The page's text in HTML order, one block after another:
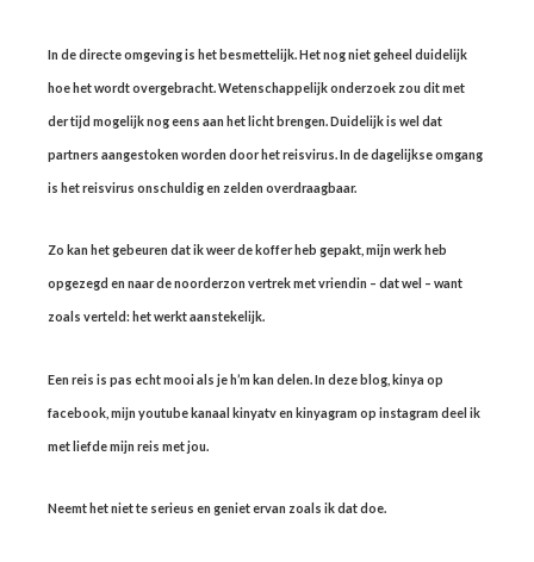
In de directe omgeving is het besmettelijk. Het nog niet geheel duidelijk
hoe het wordt overgebracht. Wetenschappelijk onderzoek zou dit met
der tijd mogelijk nog eens aan het licht brengen. Duidelijk is wel dat
partners aangestoken worden door het reisvirus. In de dagelijkse omgang
is het reisvirus onschuldig en zelden overdraagbaar.
Zo kan het gebeuren dat ik weer de koffer heb gepakt, mijn werk heb
opgezegd en naar de noorderzon vertrek met vriendin – dat wel – want
zoals verteld: het werkt aanstekelijk.
Een reis is pas echt mooi als je h’m kan delen. In deze blog, kinya op
facebook, mijn youtube kanaal kinyatv en kinyagram op instagram deel ik
met liefde mijn reis met jou.
Neemt het niet te serieus en geniet ervan zoals ik dat doe.